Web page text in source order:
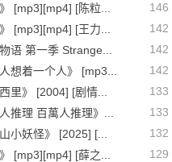
146
[mp3][mp4] [陈粒...
142
[mp3][mp4] [王力...
142
语 第一季 Strange...
142
想着一个人》 [mp3...
133
里》 [2004] [剧情...
133
推理 百萬人推理》...
132
小妖怪》 [2025] [...
129
[mp3][mp4] [薛之...